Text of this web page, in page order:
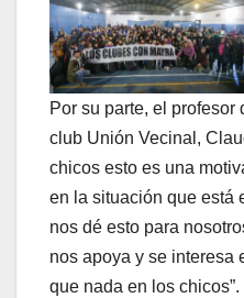
Por su parte, el profesor
club Unión Vecinal,
chicos esto es una
en la situación que está
nos dé esto para
nos apoya y se interesa
que nada en los